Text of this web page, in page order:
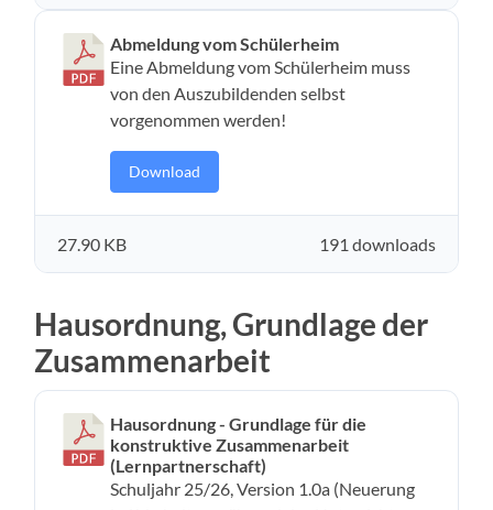
Abmeldung vom Schülerheim
Eine Abmeldung vom Schülerheim muss
von den Auszubildenden selbst
vorgenommen werden!
Download
191 downloads
27.90 KB
Hausordnung, Grundlage der
Zusammenarbeit
Hausordnung - Grundlage für die
konstruktive Zusammenarbeit
(Lernpartnerschaft)
Schuljahr 25/26, Version 1.0a (Neuerung